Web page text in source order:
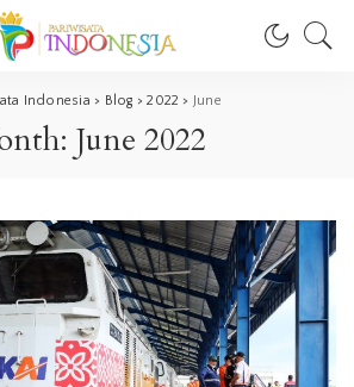
Indonesia > Blog >2022 > June
June 2022